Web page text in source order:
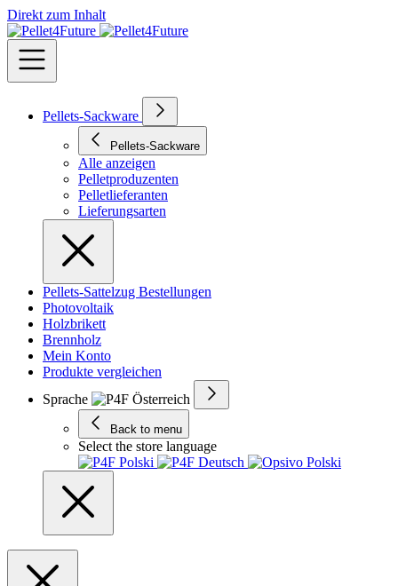
Direkt zum Inhalt
Pellets-Sackware
Pellets-Sackware
Alle anzeigen
Pelletproduzenten
Pelletlieferanten
Lieferungsarten
Pellets-Sattelzug Bestellungen
Photovoltaik
Holzbrikett
Brennholz
Mein Konto
Produkte vergleichen
Sprache
Back to menu
Select the store language